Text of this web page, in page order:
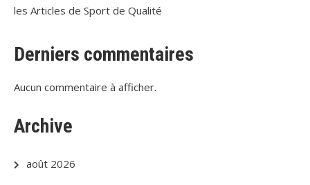
les Articles de Sport de Qualité
Derniers commentaires
Aucun commentaire à afficher.
Archive
août 2026